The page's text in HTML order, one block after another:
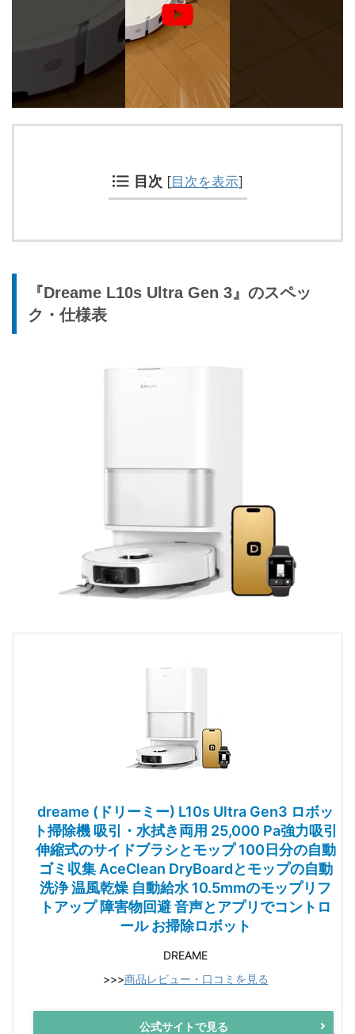
目次 [目次を表示]
『Dreame L10s Ultra Gen 3』のスペッ
ク・仕様表
dreame (ドリーミー) L10s Ultra Gen3 ロボッ
ト掃除機 吸引・水拭き両用 25,000 Pa強力吸引
伸縮式のサイドブラシとモップ 100日分の自動
ゴミ収集 AceClean DryBoardとモップの自動
洗浄 温風乾燥 自動給水 10.5mmのモップリフ
トアップ 障害物回避 音声とアプリでコントロ
ール お掃除ロボット
DREAME
>>>商品レビュー・口コミを見る
公式サイトで見る